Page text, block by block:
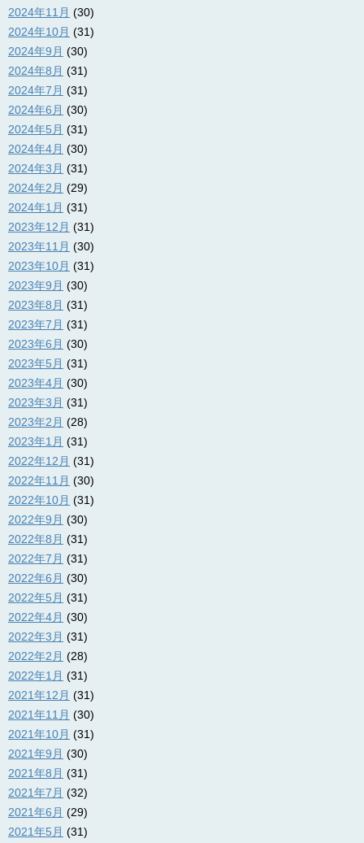
2024年11月 (30)
2024年10月 (31)
2024年9月 (30)
2024年8月 (31)
2024年7月 (31)
2024年6月 (30)
2024年5月 (31)
2024年4月 (30)
2024年3月 (31)
2024年2月 (29)
2024年1月 (31)
2023年12月 (31)
2023年11月 (30)
2023年10月 (31)
2023年9月 (30)
2023年8月 (31)
2023年7月 (31)
2023年6月 (30)
2023年5月 (31)
2023年4月 (30)
2023年3月 (31)
2023年2月 (28)
2023年1月 (31)
2022年12月 (31)
2022年11月 (30)
2022年10月 (31)
2022年9月 (30)
2022年8月 (31)
2022年7月 (31)
2022年6月 (30)
2022年5月 (31)
2022年4月 (30)
2022年3月 (31)
2022年2月 (28)
2022年1月 (31)
2021年12月 (31)
2021年11月 (30)
2021年10月 (31)
2021年9月 (30)
2021年8月 (31)
2021年7月 (32)
2021年6月 (29)
2021年5月 (31)